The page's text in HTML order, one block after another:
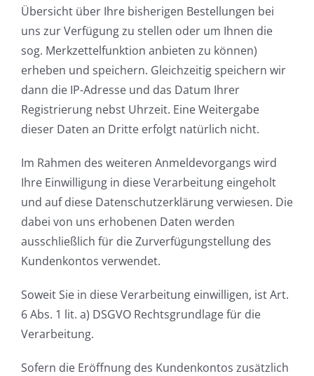
Übersicht über Ihre bisherigen Bestellungen bei
uns zur Verfügung zu stellen oder um Ihnen die
sog. Merkzettelfunktion anbieten zu können)
erheben und speichern. Gleichzeitig speichern wir
dann die IP-Adresse und das Datum Ihrer
Registrierung nebst Uhrzeit. Eine Weitergabe
dieser Daten an Dritte erfolgt natürlich nicht.
Im Rahmen des weiteren Anmeldevorgangs wird
Ihre Einwilligung in diese Verarbeitung eingeholt
und auf diese Datenschutzerklärung verwiesen. Die
dabei von uns erhobenen Daten werden
ausschließlich für die Zurverfügungstellung des
Kundenkontos verwendet.
Soweit Sie in diese Verarbeitung einwilligen, ist Art.
6 Abs. 1 lit. a) DSGVO Rechtsgrundlage für die
Verarbeitung.
Sofern die Eröffnung des Kundenkontos zusätzlich